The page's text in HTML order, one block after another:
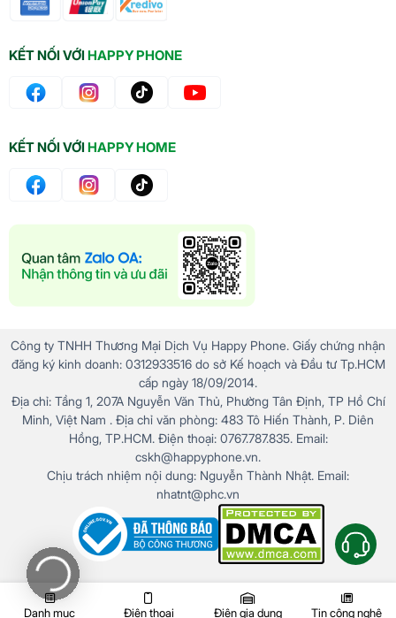
Danh mục Điện thoại Điện gia dụng Tin công nghệ
KẾT NỐI VỚIHAPPY PHONE
KẾT NỐI VỚIHAPPY HOME
Công ty TNHH Thương Mại Dịch Vụ Happy Phone. Giấy chứng nhận
đăng ký kinh doanh: 0312933516 do sở Kế hoạch và Đầu tư Tp.HCM
cấp ngày 18/09/2014.
Địa chỉ: Tầng 1, 207A Nguyễn Văn Thủ, Phường Tân Định, TP Hồ Chí
Minh, Việt Nam . Địa chỉ văn phòng: 483 Tô Hiến Thành, P. Diên
Hồng, TP.HCM. Điện thoại: 0767.787.835. Email:
cskh@happyphone.vn.
Chịu trách nhiệm nội dung: Nguyễn Thành Nhật. Email:
nhatnt@phc.vn